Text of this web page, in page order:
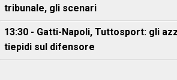
tribunale, gli scenari
13:30 - Gatti-Napoli, Tuttosport: gli
tiepidi sul difensore